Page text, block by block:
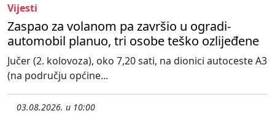
Vijesti
Zaspao za volanom pa završio u ogradi-
automobil planuo, tri osobe teško ozlijeđene
Jučer (2. kolovoza), oko 7,20 sati, na dionici autoceste A3
(na području općine...
03.08.2026. u 10:00